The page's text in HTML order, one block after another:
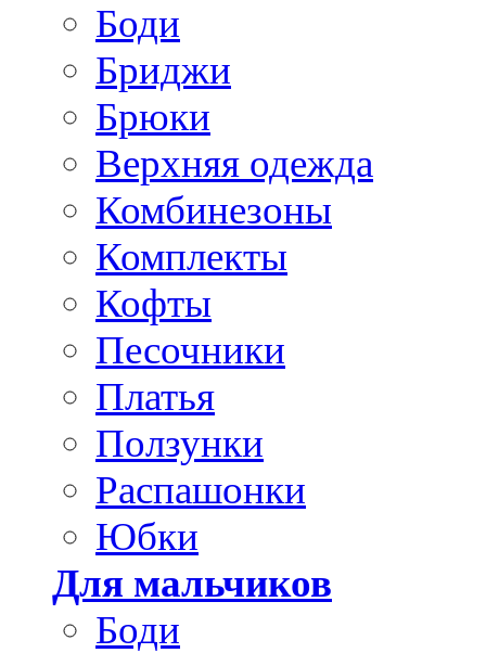
Боди
Бриджи
Брюки
Верхняя одежда
Комбинезоны
Комплекты
Кофты
Песочники
Платья
Ползунки
Распашонки
Юбки
Для мальчиков
Боди